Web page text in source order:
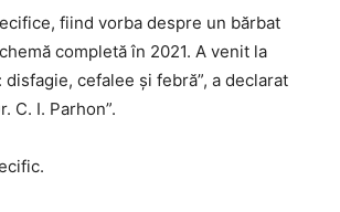
fiind vorba despre un bărbat
completă în 2021. A venit la
cefalee și febră”, a declarat
C. I. Parhon”.